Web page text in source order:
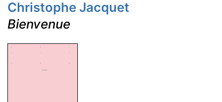
Christophe Jacquet
Bienvenue